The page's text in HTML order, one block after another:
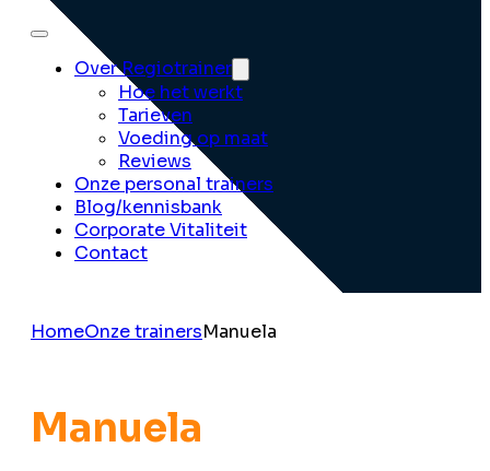
Over Regiotrainer
Hoe het werkt
Tarieven
Voeding op maat
Reviews
Onze personal trainers
Blog/kennisbank
Corporate Vitaliteit
Contact
HomeOnze trainersManuela
Manuela